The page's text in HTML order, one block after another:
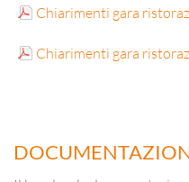
Chiarimenti gara
Chiarimenti gara